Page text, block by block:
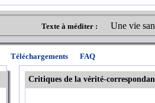
Texte à méditer : Une vie
Téléchargements FAQ
Critiques de la vérité-